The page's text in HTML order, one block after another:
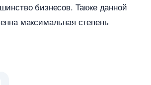
бизнесов. Также данной
максимальная степень